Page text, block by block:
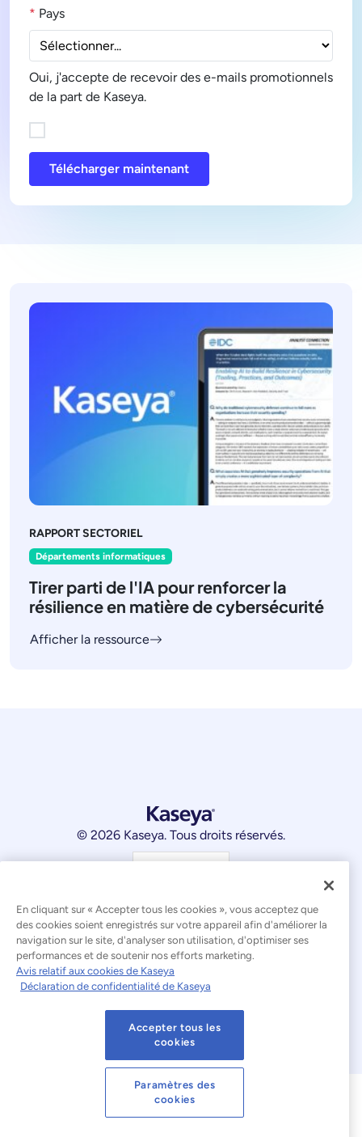
* Pays
Oui, j'accepte de recevoir des e-mails promotionnels
de la part de Kaseya.
Télécharger maintenant
RAPPORT SECTORIEL
Départements informatiques
Tirer parti de l'IA pour renforcer la
résilience en matière de cybersécurité
Afficher la ressource
© 2026 Kaseya. Tous droits réservés.
Mentions légales
Conditions d'utilisation du site web
Déclaration de confidentialité
Cookies Settings Avis relatif aux cookies
En cliquant sur « Accepter tous les cookies », vous acceptez que
des cookies soient enregistrés sur votre appareil afin d'améliorer la
navigation sur le site, d'analyser son utilisation, d'optimiser ses
performances et de soutenir nos efforts marketing.
Avis relatif aux cookies de Kaseya
Déclaration de confidentialité de Kaseya
Accepter tous les
cookies
Paramètres des
cookies